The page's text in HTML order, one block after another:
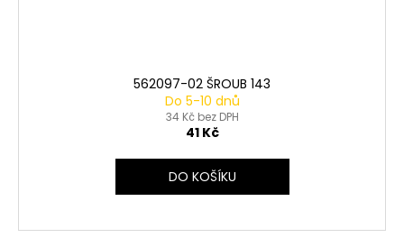
562097-02 ŠROUB 143
Do 5-10 dnů
34 Kč bez DPH
41 Kč
DO KOŠÍKU